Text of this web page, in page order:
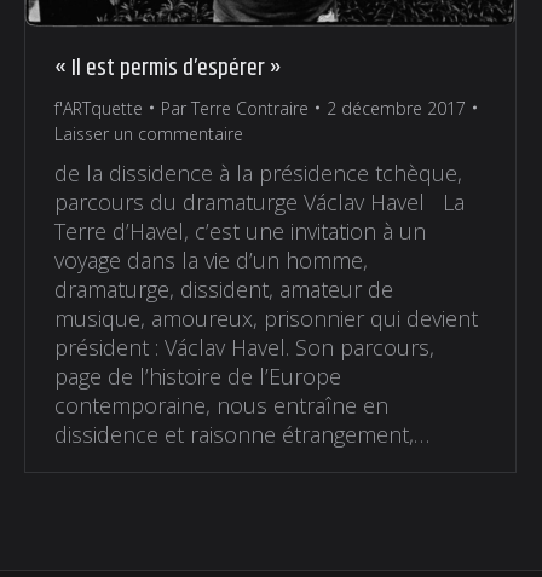
« Il est permis d’espérer »
f'ARTquette Par Terre Contraire
2 décembre 2017
Laisser un commentaire
de la dissidence à la présidence tchèque,
parcours du dramaturge Václav Havel La
Terre d’Havel, c’est une invitation à un
voyage dans la vie d’un homme,
dramaturge, dissident, amateur de
musique, amoureux, prisonnier qui devient
président : Václav Havel. Son parcours,
page de l’histoire de l’Europe
contemporaine, nous entraîne en
dissidence et raisonne étrangement,…